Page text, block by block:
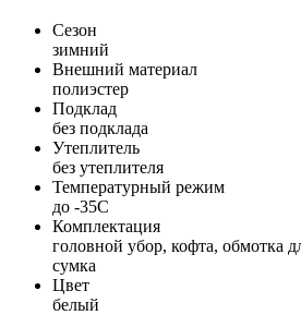
Сезон
зимний
Внешний материал
полиэстер
Подклад
без подклада
Утеплитель
без утеплителя
Температурный режим
до -35С
Комплектация
головной убор, кофта, обмотка
сумка
Цвет
белый